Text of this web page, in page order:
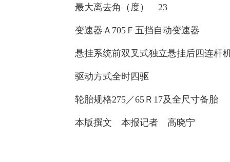
最大离去角（度） 23
变速器Ａ705Ｆ五挡自动变速器
悬挂系统前双叉式独立悬挂后四连杆
驱动方式全时四驱
轮胎规格275／65Ｒ17及全尺寸备胎
本版撰文 本报记者 高晓宁